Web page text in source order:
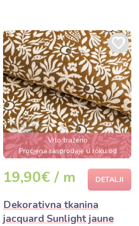
Vrlo traženo
Procjena rasprodaje u roku od
nekoliko sati
19,90€ / m DETALJI
Dekorativna tkanina
jacquard Sunlight jaune